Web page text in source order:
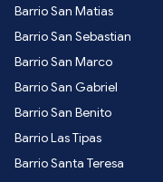
Barrio San Matias
Barrio San Sebastian
Barrio San Marco
Barrio San Gabriel
Barrio San Benito
Barrio Las Tipas
Barrio Santa Teresa